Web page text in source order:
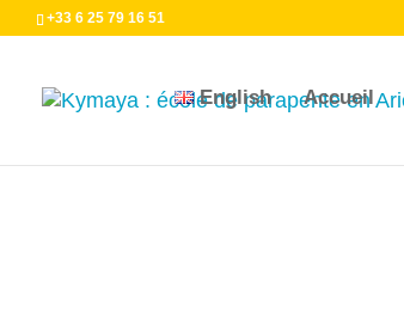
+33 6 25 79 16 51
English Accueil